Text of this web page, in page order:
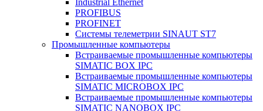
Industrial Ethernet
PROFIBUS
PROFINET
Системы телеметрии SINAUT ST7
Промышленные компьютеры
Встраиваемые промышленные компьютеры
SIMATIC BOX IPC
Встраиваемые промышленные компьютеры
SIMATIC MICROBOX IPC
Встраиваемые промышленные компьютеры
SIMATIC NANOBOX IPC